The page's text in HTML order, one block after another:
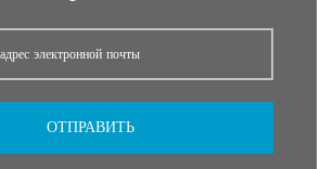
ОТПРАВИТЬ